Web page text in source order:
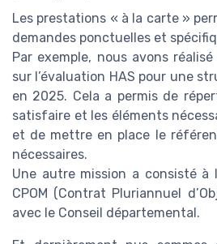
Les prestations « à la carte »
demandes ponctuelles et
Par exemple, nous avons
sur l’évaluation HAS pour une
en 2025. Cela a permis de
satisfaire et les éléments
et de mettre en place le
nécessaires.
Une autre mission a consisté à
CPOM (Contrat Pluriannuel
avec le Conseil départemental.